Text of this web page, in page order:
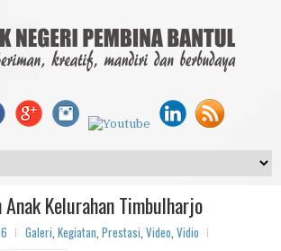
Kelurahan Timbulharjo
Galeri, Kegiatan, Prestasi, Video, Vidio